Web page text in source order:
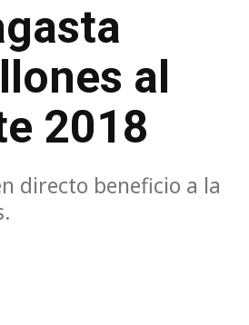
al
2018
directo beneficio a la